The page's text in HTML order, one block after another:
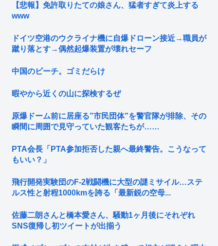
【悲報】免許取りたての娘さん、猛者すぎて炎上する
www
ドイツ空港のウクライナ機に自爆ドローン接近→職員が
蹴り落とす→偶然起爆装置が壊れセーフ
中国のビーチ。ゴミだらけ
暇やから近くの山に探検するぜ
原爆ドーム前に居座る”市民団体”を警官隊が排除、その
瞬間に周囲で見守っていた観客たちが……
PTA会長「PTA参加拒否した親へ最終警告。こうなって
もいい？」
飛行開発実験団のF-2戦闘機に大型の謎ミサイル…ステ
ルス性と射程1000kmを誇る「最新鋭の空母...
佐藤二朗さんと橋本愛さん、騒動1ヶ月後にそれぞれ
SNS復帰し初ツイートが出揃う